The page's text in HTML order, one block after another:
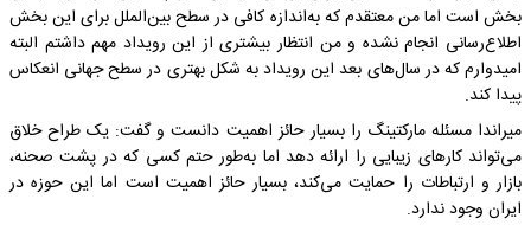
بخش است اما من معتقدم که به‌اندازه کافی در سطح بین‌الملل برای این بخش
اطلاع‌رسانی انجام نشده و من انتظار بیشتری از این رویداد مهم داشتم البته
امیدوارم که در سال‌های بعد این رویداد به شکل بهتری در سطح جهانی انعکاس
پیدا کند.
میراندا مسئله مارکتینگ را بسیار حائز اهمیت دانست و گفت: یک طراح خلاق
می‌تواند کارهای زیبایی را ارائه دهد اما به‌طور حتم کسی که در پشت صحنه،
بازار و ارتباطات را حمایت می‌کند، بسیار حائز اهمیت است اما این حوزه در
ایران وجود ندارد.